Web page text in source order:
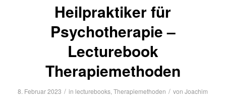
Heilpraktiker für
Psychotherapie –
Lecturebook
Therapiemethoden
8. Februar 2023 / in lecturebooks,Therapiemethoden / vonJoachim